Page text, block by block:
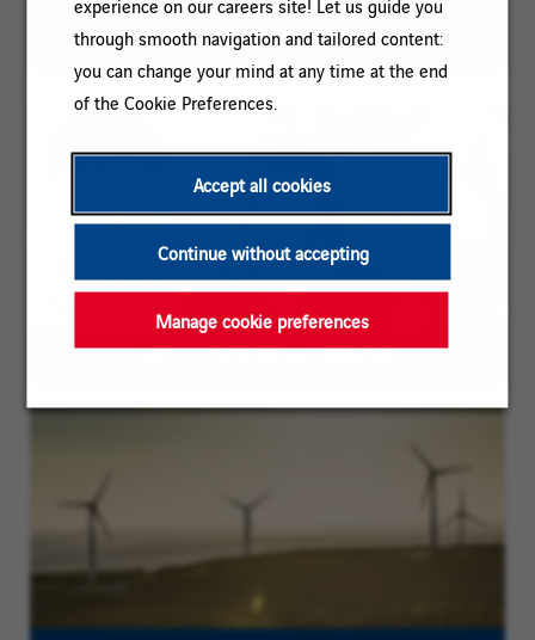
through smooth navigation and tailored content:
you can change your mind at any time at the end
of the Cookie Preferences.
Accept all cookies
Continue without accepting
Manage cookie preferences
directed to persons of all genders
Being a responsible employer